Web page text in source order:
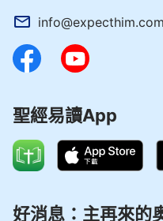
info@expecthim.com
聖經易讀App
好消息：主再來的